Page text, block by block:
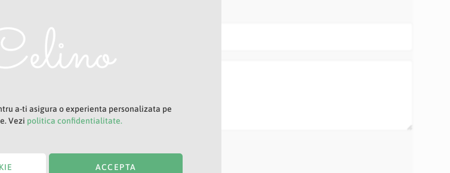
a-ti asigura o experienta personalizata pe
Vezi politica confidentialitate.
ACCEPTA